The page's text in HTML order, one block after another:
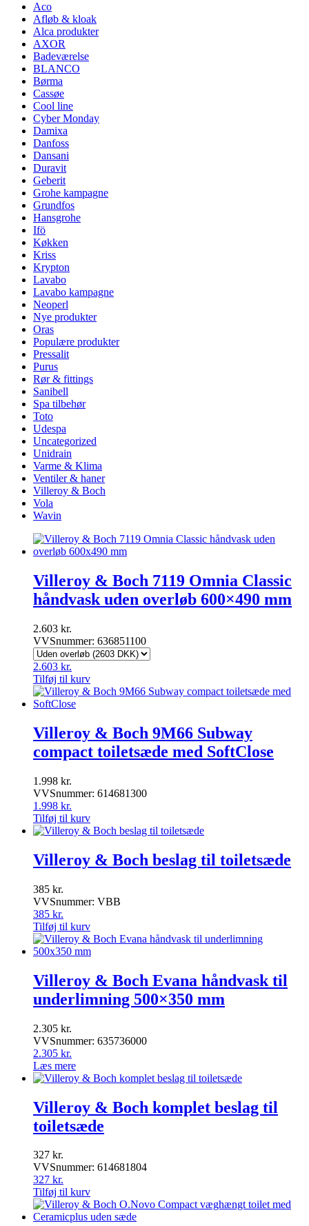
Aco
Afløb & kloak
Alca produkter
AXOR
Badeværelse
BLANCO
Børma
Cassøe
Cool line
Cyber Monday
Damixa
Danfoss
Dansani
Duravit
Geberit
Grohe kampagne
Grundfos
Hansgrohe
Ifö
Køkken
Kriss
Krypton
Lavabo
Lavabo kampagne
Neoperl
Nye produkter
Oras
Populære produkter
Pressalit
Purus
Rør & fittings
Sanibell
Spa tilbehør
Toto
Udespa
Uncategorized
Unidrain
Varme & Klima
Ventiler & haner
Villeroy & Boch
Vola
Wavin
Villeroy & Boch 7119 Omnia Classic
håndvask uden overløb 600×490 mm
2.603 kr.
VVSnummer: 636851100
2.603 kr.
Tilføj til kurv
Villeroy & Boch 9M66 Subway
compact toiletsæde med SoftClose
1.998 kr.
VVSnummer: 614681300
1.998 kr.
Tilføj til kurv
Villeroy & Boch beslag til toiletsæde
385 kr.
VVSnummer: VBB
385 kr.
Tilføj til kurv
Villeroy & Boch Evana håndvask til
underlimning 500×350 mm
2.305 kr.
VVSnummer: 635736000
2.305 kr.
Læs mere
Villeroy & Boch komplet beslag til
toiletsæde
327 kr.
VVSnummer: 614681804
327 kr.
Tilføj til kurv